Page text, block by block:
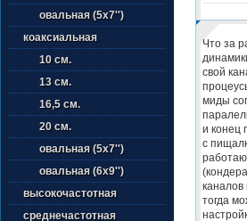
овальная (5х7'')
коаксиальная
10 см.
13 см.
16,5 см.
20 см.
овальная (5х7'')
овальная (6х9'')
высокочастотная
среднечастотная
Что за
свой
миды
и конец
с
каналов
тогда